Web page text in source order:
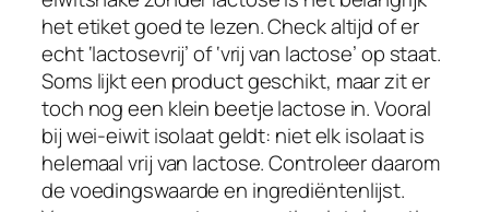
het etiket goed te lezen. Check altijd of er
echt ‘lactosevrij’ of ‘vrij van lactose’ op staat.
Soms lijkt een product geschikt, maar zit er
toch nog een klein beetje lactose in. Vooral
bij wei-eiwit isolaat geldt: niet elk isolaat is
helemaal vrij van lactose. Controleer daarom
de voedingswaarde en ingrediëntenlijst.